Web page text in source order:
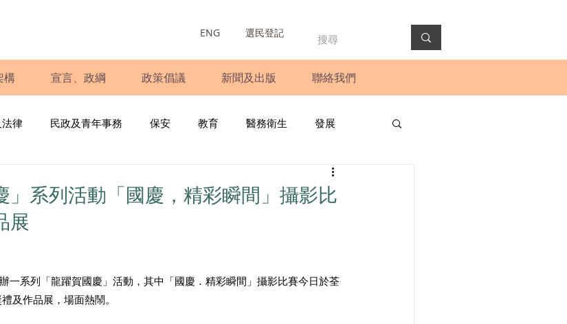
ENG 選民登記
構 宣言、政綱 政策倡議 新聞及出版 聯絡我們
律 民政及青年事務 保安 教育 醫務衛生 發展
圓桌會議
」系列活動「國慶，精彩瞬間」攝影比
展
一系列「龍躍賀國慶」活動，其中「國慶．精彩瞬間」攝影比賽今日於荃
及作品展，場面熱鬧。